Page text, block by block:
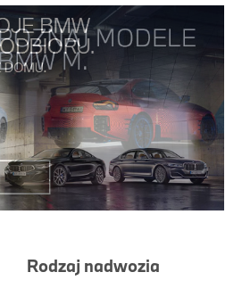
Rodzaj nadwozia